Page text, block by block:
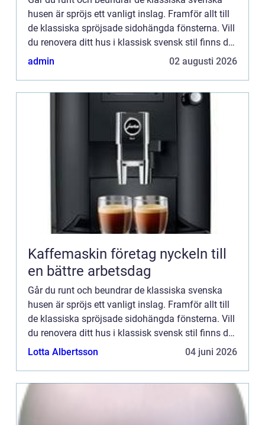
husen är spröjs ett vanligt inslag. Framför allt till
de klassiska spröjsade sidohängda fönsterna. Vill
du renovera ditt hus i klassisk svensk stil finns det
underbara moderna lösningar när det kommer til...
admin 02 augusti 2026
Kaffemaskin företag nyckeln till
en bättre arbetsdag
Går du runt och beundrar de klassiska svenska
husen är spröjs ett vanligt inslag. Framför allt till
de klassiska spröjsade sidohängda fönsterna. Vill
du renovera ditt hus i klassisk svensk stil finns det
underbara moderna lösningar när det kommer til...
Lotta Albertsson 04 juni 2026